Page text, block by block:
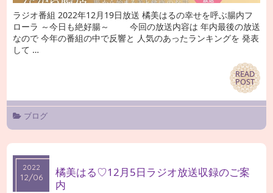
ラジオ番組 2022年12月19日放送 橘美はるの幸せを呼ぶ腸内フ
ローラ ～今日も絶好腸～ 今回の放送内容は 年内最後の放送
なので 今年の番組の中で反響と 人気のあったランキングを 発表
して …
READ
POST
READ
POST
ブログ
2022
12/06
2022
12/06
橘美はる♡12月5日ラジオ放送収録のご案
内